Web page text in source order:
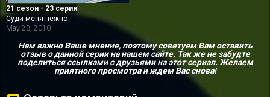
21 сезон - 23 серия
Суди меня нежно
May 23, 2010
Нам важно Ваше мнение, поэтому советуем Вам оставить
отзыв о данной серии на нашем сайте. Так же не забудте
поделиться ссылками с друзьями на этот сериал. Желаем
приятного просмотра и ждем Вас снова!